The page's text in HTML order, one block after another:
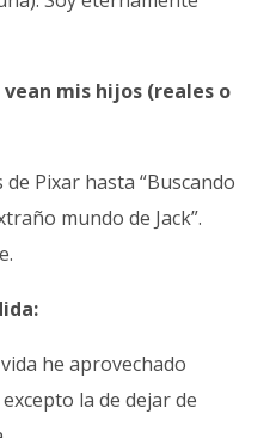
mis hijos (reales o
de Pixar hasta “Buscando
mundo de Jack”.
he aprovechado
la de dejar de